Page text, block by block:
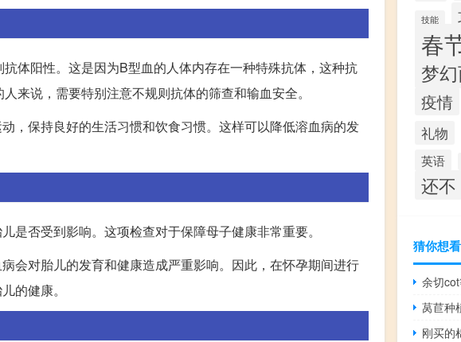
体阳性。这是因为B型血的人体内存在一种特殊抗体，这种抗
来说，需要特别注意不规则抗体的筛查和输血安全。
，保持良好的生活习惯和饮食习惯。这样可以降低溶血病的发
否受到影响。这项检查对于保障母子健康非常重要。
会对胎儿的发育和健康造成严重影响。因此，在怀孕期间进行
的健康。
技能
春
梦
疫情
礼物
英语
还不
猜你想
余切
莴苣种
刚买的